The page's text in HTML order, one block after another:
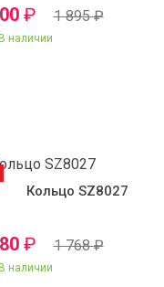
₽ 1 895₽
В наличии
Кольцо SZ8027
₽ 1 768₽
В наличии